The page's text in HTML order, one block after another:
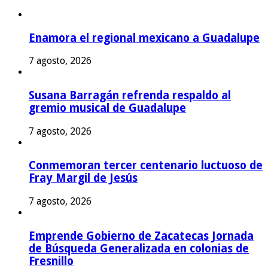
Enamora el regional mexicano a Guadalupe
7 agosto, 2026
Susana Barragán refrenda respaldo al
gremio musical de Guadalupe
7 agosto, 2026
Conmemoran tercer centenario luctuoso de
Fray Margil de Jesús
7 agosto, 2026
Emprende Gobierno de Zacatecas Jornada
de Búsqueda Generalizada en colonias de
Fresnillo